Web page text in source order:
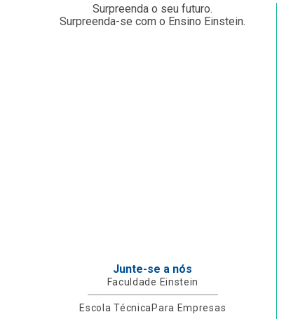
Surpreenda o seu futuro.
Surpreenda-se com o Ensino Einstein.
Junte-se a nós
Faculdade Einstein
Escola Técnica Para Empresas